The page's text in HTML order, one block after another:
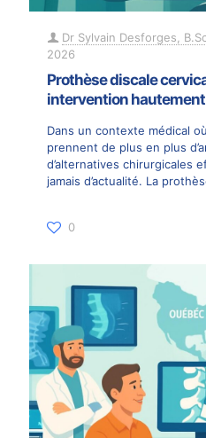
Dr Sylvain Desforges,
2026
Prothèse discale
intervention
Dans un contexte médical
prennent de plus en plus
d’alternatives chirurgicales
jamais d’actualité. La
0